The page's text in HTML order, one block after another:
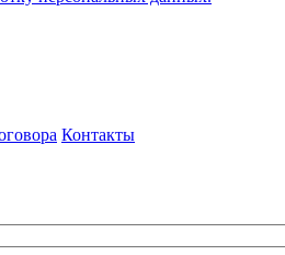
Контакты